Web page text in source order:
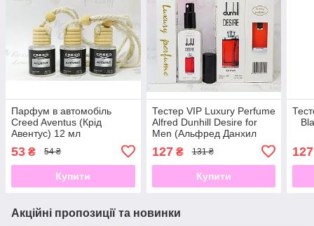
Парфум в автомобіль
Creed Aventus (Крід
Авентус) 12 мл
53 ₴ 54 ₴
Купити
Тестер VIP Luxury Perfume
Alfred Dunhill Desire for
Men (Альфред Данхил
127₴ 131 ₴
Купити
127
Акційні пропозиції та новинки